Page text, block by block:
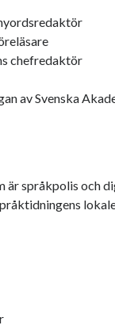
chefredaktör
av Svenska
är språkpolis och